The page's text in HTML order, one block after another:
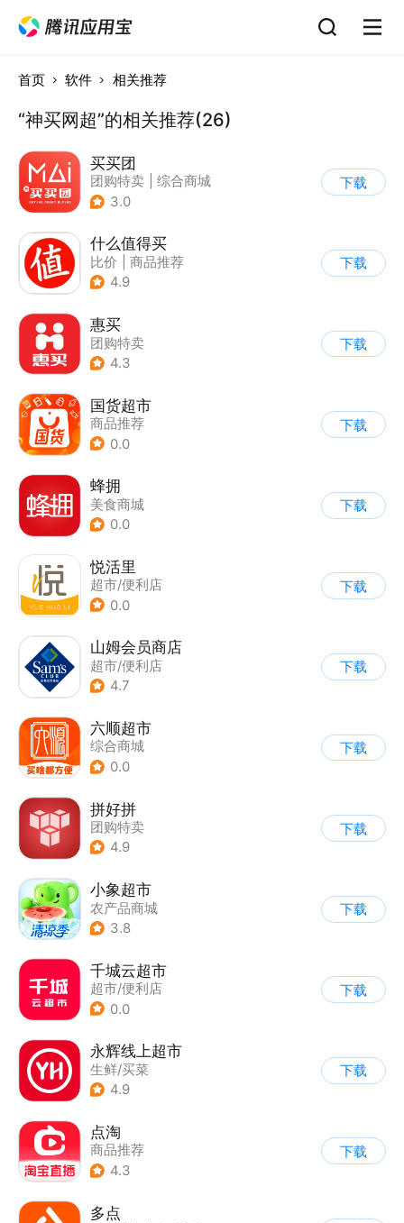
首页 软件 相关推荐
“神买网超”的相关推荐(26)
买买团
团购特卖
综合商城
3.0
下载
什么值得买
比价
商品推荐
4.9
下载
惠买
团购特卖
4.3
下载
国货超市
商品推荐
0.0
下载
蜂拥
美食商城
0.0
下载
悦活里
超市/便利店
0.0
下载
山姆会员商店
超市/便利店
4.7
下载
六顺超市
综合商城
0.0
下载
拼好拼
团购特卖
4.9
下载
小象超市
农产品商城
3.8
下载
千城云超市
超市/便利店
0.0
下载
永辉线上超市
生鲜/买菜
4.9
下载
点淘
商品推荐
4.3
下载
多点